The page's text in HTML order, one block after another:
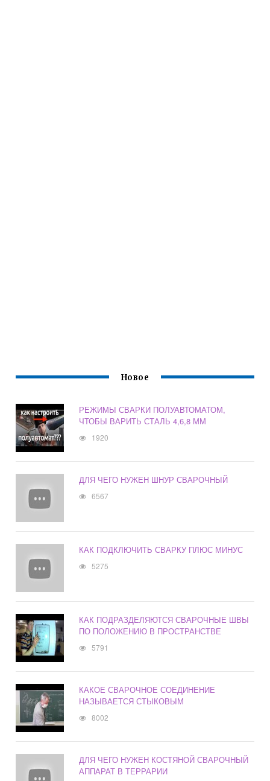
Новое
РЕЖИМЫ СВАРКИ ПОЛУАВТОМАТОМ,
ЧТОБЫ ВАРИТЬ СТАЛЬ 4,6,8 ММ
1920
ДЛЯ ЧЕГО НУЖЕН ШНУР СВАРОЧНЫЙ
6567
КАК ПОДКЛЮЧИТЬ СВАРКУ ПЛЮС МИНУС
5275
КАК ПОДРАЗДЕЛЯЮТСЯ СВАРОЧНЫЕ ШВЫ
ПО ПОЛОЖЕНИЮ В ПРОСТРАНСТВЕ
5791
КАКОЕ СВАРОЧНОЕ СОЕДИНЕНИЕ
НАЗЫВАЕТСЯ СТЫКОВЫМ
8002
ДЛЯ ЧЕГО НУЖЕН КОСТЯНОЙ СВАРОЧНЫЙ
АППАРАТ В ТЕРРАРИИ